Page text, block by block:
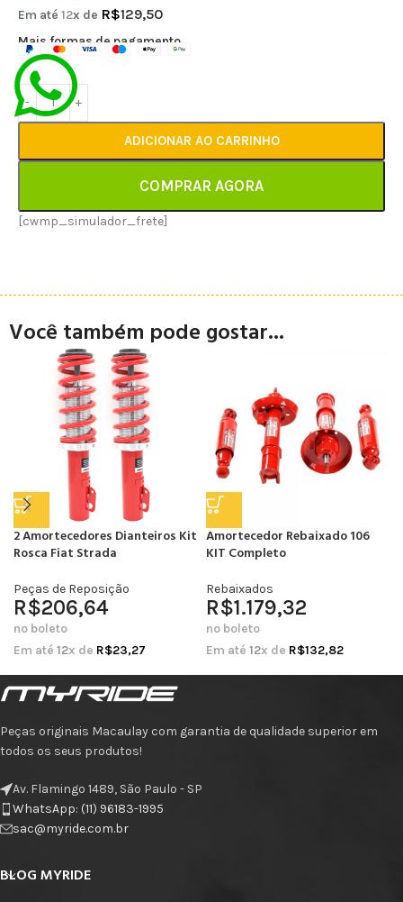
Em até 12x de R$129,50
Mais formas de pagamento
ADICIONAR AO CARRINHO
COMPRAR AGORA
[cwmp_simulador_frete]
Você também pode gostar...
2 Amortecedores Dianteiros Kit
Rosca Fiat Strada
Peças de Reposição
R$206,64
no boleto
Em até 12x de R$23,27
Amortecedor Rebaixado 106
KIT Completo
Rebaixados
R$1.179,32
no boleto
Em até 12x de R$132,82
Peças originais Macaulay com garantia de qualidade superior em
todos os seus produtos!
Av. Flamingo 1489, São Paulo - SP
WhatsApp: (11) 96183-1995
sac@myride.com.br
BLOG MYRIDE